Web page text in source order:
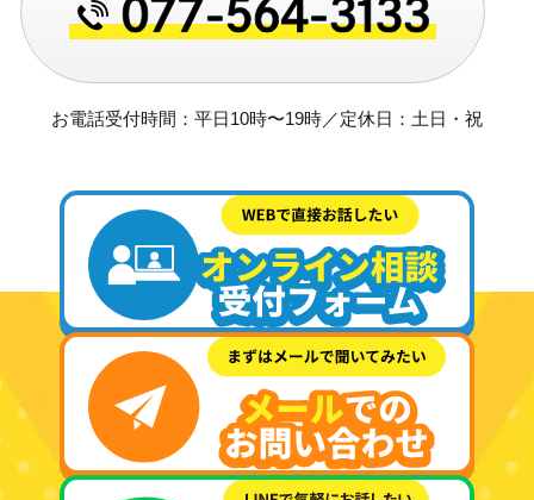
お電話受付時間：平日10時〜19時／定休日：土日・祝